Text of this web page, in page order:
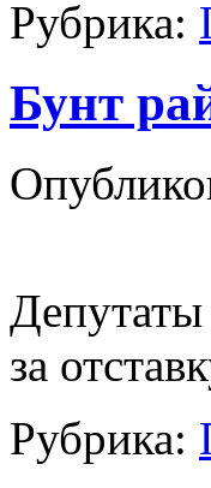
Рубрика:
Бунт
за
Рубрика: